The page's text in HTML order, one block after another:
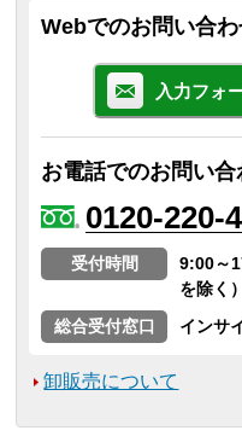
Webでのお問い合
入力フォ
お電話でのお問い合
0120-220-
受付時間
9:00～
を除く）
総合受付窓口
インサ
卸販売について